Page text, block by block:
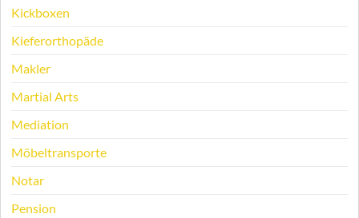
Kickboxen
Kieferorthopäde
Makler
Martial Arts
Mediation
Möbeltransporte
Notar
Pension